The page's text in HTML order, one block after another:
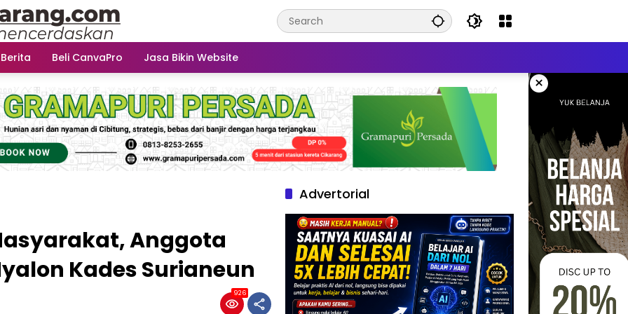
Beli CanvaPro Jasa Bikin Website
×
Anggota
Kades Surianeun
926
Advertorial